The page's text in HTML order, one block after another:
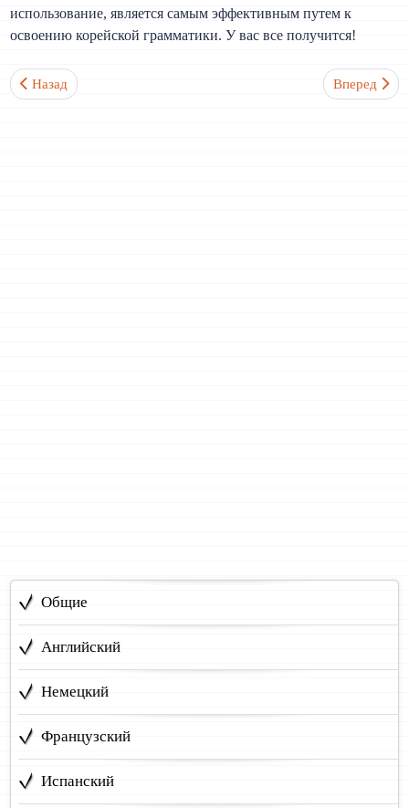
использование, является самым эффективным путем к
освоению корейской грамматики. У вас все получится!
Предыдущий: Как научиться думать на корейском, а не
Назад Следующий:
Вперед
Общие
Английский
Немецкий
Французский
Испанский